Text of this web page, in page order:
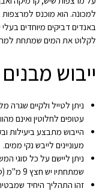
באנדים דביקים מיוחדים
לקלוט את המים שמתחת
ייבוש
ניתן לטייל ולקיים שגרה
עטופים לחלוטין ואינם
הייבוש מתבצע
מעוניינים לייבש נקי ממים.
ניתן ליישם על כל סוגי
שמתחתיו יש חצץ 9 מ"מ (סומסום, בלשון מילון מושגי הבנייה).
זהו התהליך היחיד